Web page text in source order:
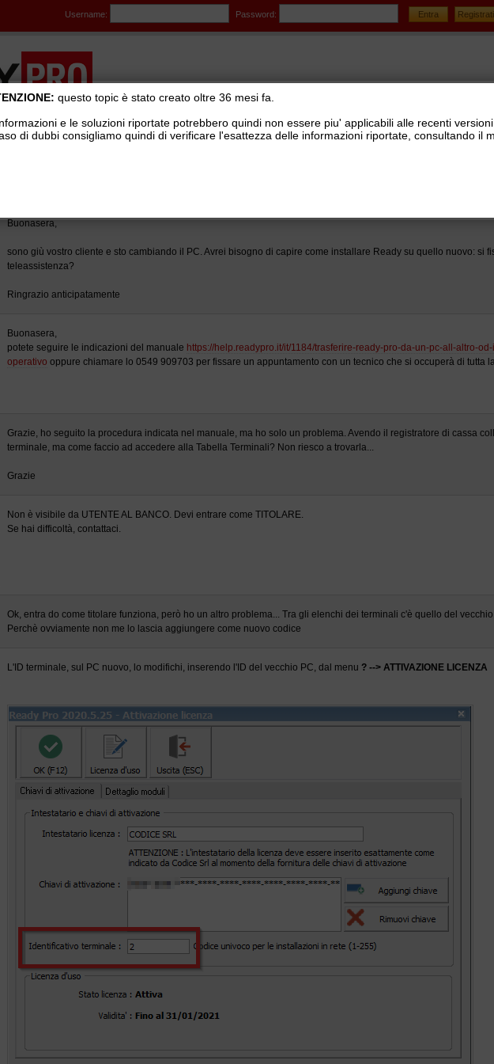
Username: Password:
TECNICO GRATUITO>Gestionale Ready Pro>Installazione e configurazione Ready Pro>Installazione in modalita'
Buonasera,
sono giù vostro cliente e sto cambiando il PC. Avrei bisogno di capire come installare Ready su quello nuovo: si
teleassistenza?
Ringrazio anticipatamente
Buonasera,
potete seguire le indicazioni del manuale https://help.readypro.it/it/1184/trasferire-ready-pro-da-un-pc-all-altro-
operativo oppure chiamare lo 0549 909703 per fissare un appuntamento con un tecnico che si occuperà di tutta
Grazie, ho seguito la procedura indicata nel manuale, ma ho solo un problema. Avendo il registratore di cassa
terminale, ma come faccio ad accedere alla Tabella Terminali? Non riesco a trovarla...
Grazie
Non è visibile da UTENTE AL BANCO. Devi entrare come TITOLARE.
Se hai difficoltà, contattaci.
Ok, entra do come titolare funziona, però ho un altro problema... Tra gli elenchi dei terminali c'è quello del
Perchè ovviamente non me lo lascia aggiungere come nuovo codice
L'ID terminale, sul PC nuovo, lo modifichi, inserendo l'ID del vecchio PC, dal menu ? --> ATTIVAZIONE LICENZA
questo topic è stato creato oltre 36 mesi fa.
e le soluzioni riportate potrebbero quindi non essere piu' applicabili alle recenti
di dubbi consigliamo quindi di verificare l'esattezza delle informazioni riportate, consultando il